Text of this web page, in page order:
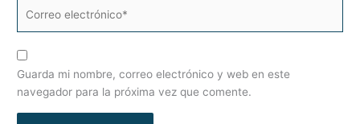
electrónico*
Guarda mi nombre, correo electrónico y web en este
navegador para la próxima vez que comente.